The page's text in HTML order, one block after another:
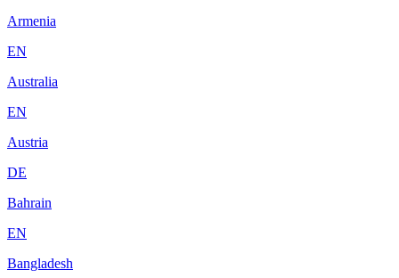
Armenia
EN
Australia
EN
Austria
DE
Bahrain
EN
Bangladesh